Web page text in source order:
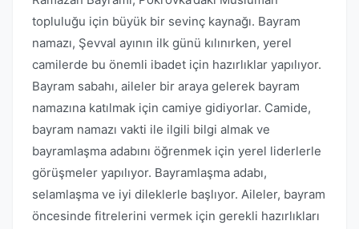
topluluğu için büyük bir sevinç kaynağı. Bayram
namazı, Şevval ayının ilk günü kılınırken, yerel
camilerde bu önemli ibadet için hazırlıklar yapılıyor.
Bayram sabahı, aileler bir araya gelerek bayram
namazına katılmak için camiye gidiyorlar. Camide,
bayram namazı vakti ile ilgili bilgi almak ve
bayramlaşma adabını öğrenmek için yerel liderlerle
görüşmeler yapılıyor. Bayramlaşma adabı,
selamlaşma ve iyi dileklerle başlıyor. Aileler, bayram
öncesinde fitrelerini vermek için gerekli hazırlıkları